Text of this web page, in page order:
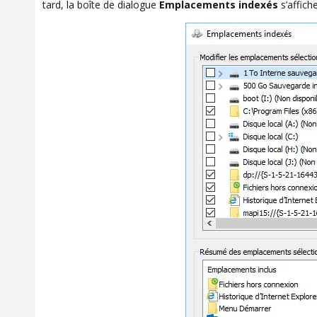
tard, la boîte de dialogue Emplacements indexés